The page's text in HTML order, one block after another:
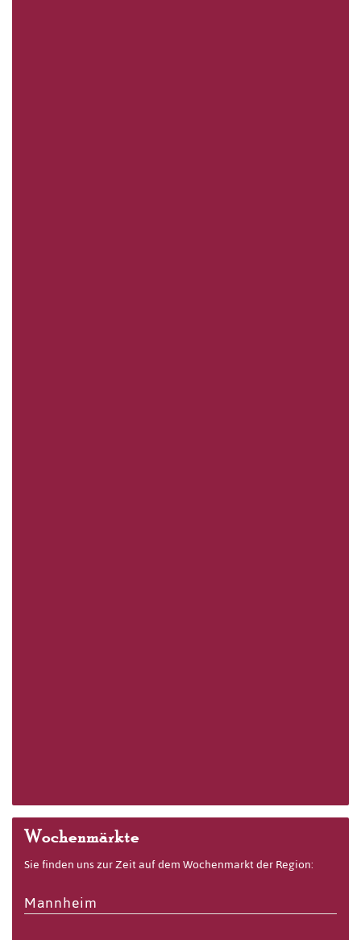
Wochenmärkte
Sie finden uns zur Zeit auf dem Wochenmarkt der Region:
Mannheim